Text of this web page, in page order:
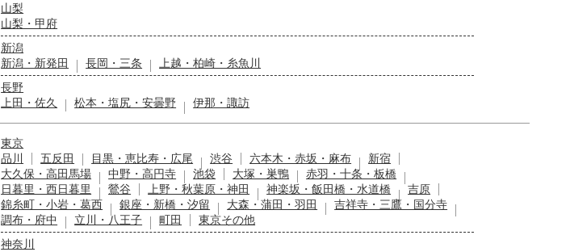
山梨
山梨・甲府
新潟
新潟・新発田
長岡・三条
上越・柏崎・糸魚川
長野
上田・佐久
松本・塩尻・安曇野 伊那・諏訪
東京
品川
五反田 目黒・恵比寿・広尾 渋谷 六本木・赤坂・麻布
新宿
大久保・高田馬場
中野・高円寺 池袋 大塚・巣鴨
赤羽・十条・板橋
日暮里・西日暮里
鶯谷 上野・秋葉原・神田 神楽坂・飯田橋・水道橋
吉原
錦糸町・小岩・葛西
銀座・新橋・汐留 大森・蒲田・羽田
吉祥寺・三鷹・国分寺
調布・府中
立川・八王子 町田
東京その他
神奈川